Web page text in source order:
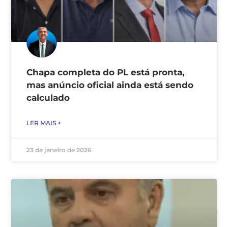
Chapa completa do PL está pronta,
mas anúncio oficial ainda está sendo
calculado
LER MAIS +
23 de janeiro de 2026